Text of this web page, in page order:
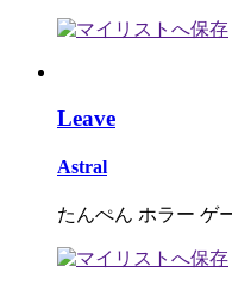
Leave
Astral
たんぺん ホラー ゲ